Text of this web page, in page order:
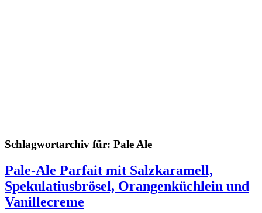
Schlagwortarchiv für: Pale Ale
Pale-Ale Parfait mit Salzkaramell,
Spekulatiusbrösel, Orangenküchlein und
Vanillecreme